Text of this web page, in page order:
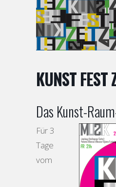
KUNST FEST
Das Kunst-
Für 3
Tage
vom